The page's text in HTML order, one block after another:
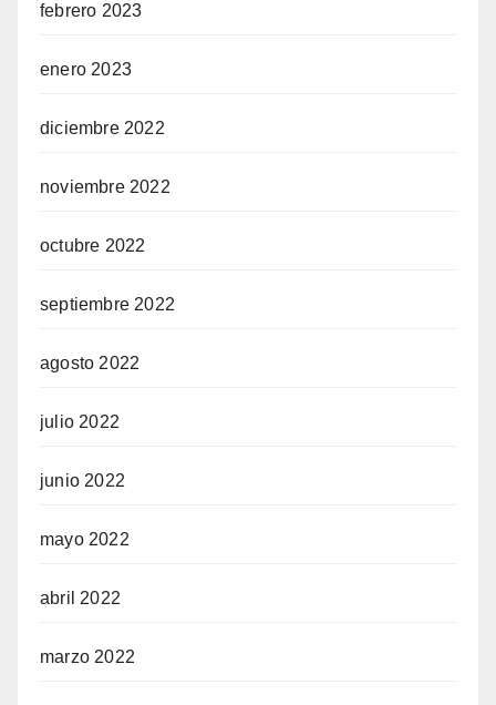
febrero 2023
enero 2023
diciembre 2022
noviembre 2022
octubre 2022
septiembre 2022
agosto 2022
julio 2022
junio 2022
mayo 2022
abril 2022
marzo 2022